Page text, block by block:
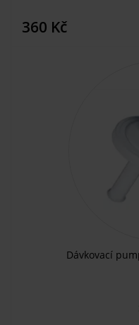
360 Kč
Dávkovací